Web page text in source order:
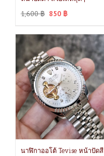
1,600฿ 850 ฿
นาฬิกาออโต้ Tevise หน้าปัดสี